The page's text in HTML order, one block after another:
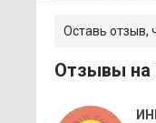
Оставь отзыв,
Отзывы на